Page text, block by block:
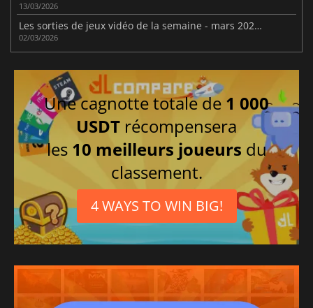
13/03/2026
Les sorties de jeux vidéo de la semaine - mars 2026 (semaine 10)
02/03/2026
Une cagnotte totale de 1 000
USDT récompensera
les 10 meilleurs joueurs du
classement.
4 WAYS TO WIN BIG!